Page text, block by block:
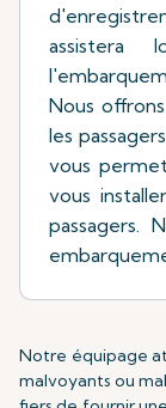
Nous
les
vous
vous
passagers.
Notre équipage
malvoyants ou